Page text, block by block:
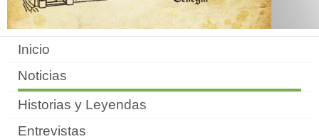
Inicio
Noticias
Historias y Leyendas
Entrevistas